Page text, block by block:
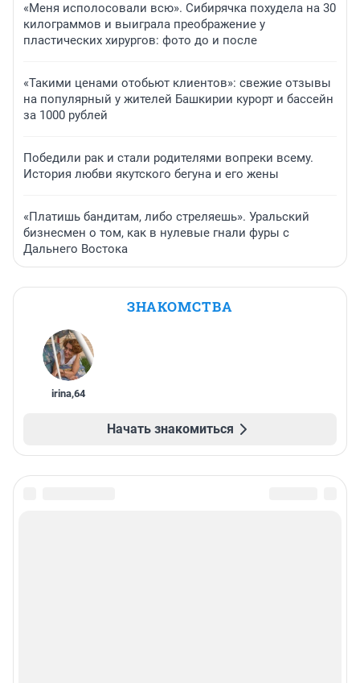
«Меня исполосовали всю». Сибирячка похудела на 30
килограммов и выиграла преображение у
пластических хирургов: фото до и после
«Такими ценами отобьют клиентов»: свежие отзывы
на популярный у жителей Башкирии курорт и бассейн
за 1000 рублей
Победили рак и стали родителями вопреки всему.
История любви якутского бегуна и его жены
«Платишь бандитам, либо стреляешь». Уральский
бизнесмен о том, как в нулевые гнали фуры с
Дальнего Востока
ЗНАКОМСТВА
irina,64
Начать знакомиться